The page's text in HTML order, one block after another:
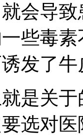
会导
些毒
发了
是关
选对